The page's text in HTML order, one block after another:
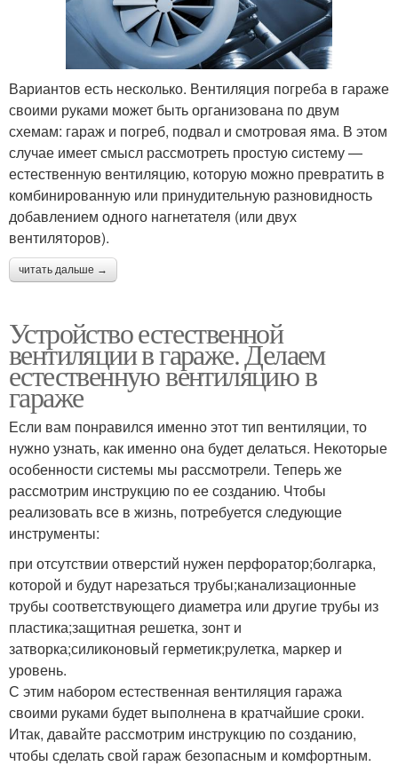
Вариантов есть несколько. Вентиляция погреба в гараже
своими руками может быть организована по двум
схемам: гараж и погреб, подвал и смотровая яма. В этом
случае имеет смысл рассмотреть простую систему —
естественную вентиляцию, которую можно превратить в
комбинированную или принудительную разновидность
добавлением одного нагнетателя (или двух
вентиляторов).
читать дальше →
Устройство естественной
вентиляции в гараже. Делаем
естественную вентиляцию в
гараже
Если вам понравился именно этот тип вентиляции, то
нужно узнать, как именно она будет делаться. Некоторые
особенности системы мы рассмотрели. Теперь же
рассмотрим инструкцию по ее созданию. Чтобы
реализовать все в жизнь, потребуется следующие
инструменты:
при отсутствии отверстий нужен перфоратор;болгарка,
которой и будут нарезаться трубы;канализационные
трубы соответствующего диаметра или другие трубы из
пластика;защитная решетка, зонт и
затворка;силиконовый герметик;рулетка, маркер и
уровень.
С этим набором естественная вентиляция гаража
своими руками будет выполнена в кратчайшие сроки.
Итак, давайте рассмотрим инструкцию по созданию,
чтобы сделать свой гараж безопасным и комфортным.